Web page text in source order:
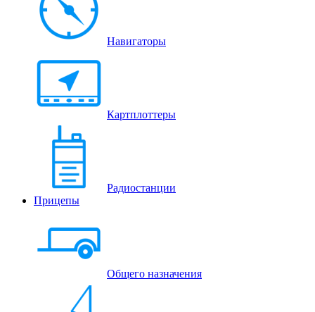
Навигаторы
Картплоттеры
Радиостанции
Прицепы
Общего назначения